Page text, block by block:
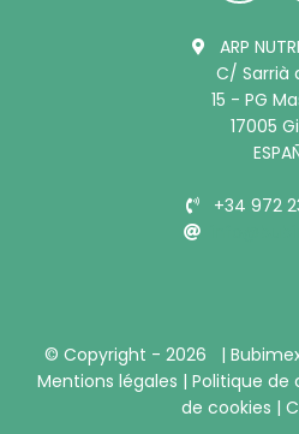
ARP
C/ Sarrià
15 - PG
17005
+34 972
© Copyright - 2026 |
Mentions légales | Politique de
de cookies |